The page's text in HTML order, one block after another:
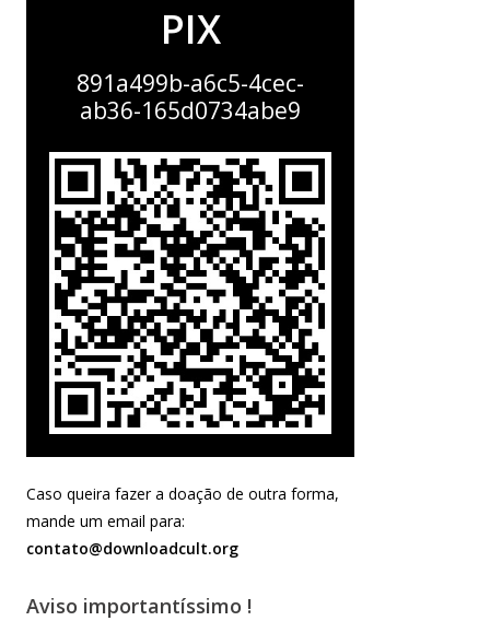
PIX
891a499b-a6c5-4cec-
ab36-165d0734abe9
Caso queira fazer a doação de outra forma,
mande um email para:
contato@downloadcult.org
Aviso importantíssimo !